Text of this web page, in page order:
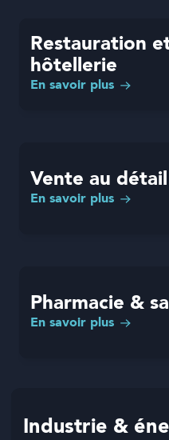
Restauration
hôtellerie
En savoir plus
Vente au détail
En savoir plus
Pharmacie &
En savoir plus
Industrie &